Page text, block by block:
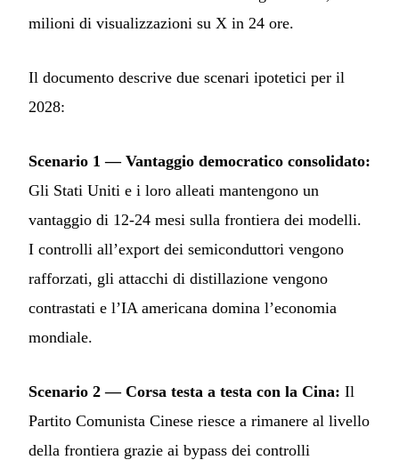
milioni di visualizzazioni su X in 24 ore.
Il documento descrive due scenari ipotetici per il
2028:
Scenario 1 — Vantaggio democratico consolidato:
Gli Stati Uniti e i loro alleati mantengono un
vantaggio di 12-24 mesi sulla frontiera dei modelli.
I controlli all’export dei semiconduttori vengono
rafforzati, gli attacchi di distillazione vengono
contrastati e l’IA americana domina l’economia
mondiale.
Scenario 2 — Corsa testa a testa con la Cina: Il
Partito Comunista Cinese riesce a rimanere al livello
della frontiera grazie ai bypass dei controlli